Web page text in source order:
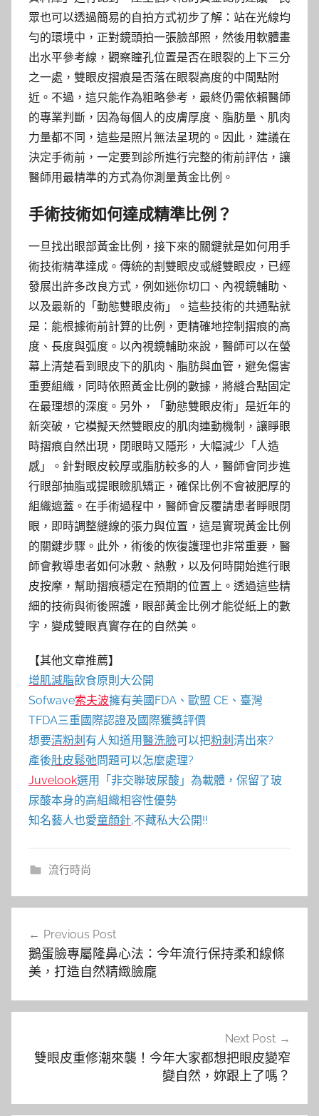
眾也可以透過簡易的自拍方式初步了解：站在光線均
勻的環境中，正對鏡頭拍一張臉部照，然後用軟體畫
出水平參考線，觀察瞳孔位置是否在眼裂的上下三分
之一處，雙眼皮摺痕是否落在眼裂高度的中間點附
近。不過，這只能作為粗略參考，最終仍需依賴醫師
的專業判斷，因為每個人的皮膚厚度、脂肪量、肌肉
力量都不同，這些是照片無法呈現的。因此，建議在
決定手術前，一定要到診所進行完整的術前評估，讓
醫師用最精準的方式為你測量黃金比例。
手術技術如何達成精準比例？
一旦找出眼部黃金比例，接下來的關鍵就是如何用手
術技術精準達成。傳統的割雙眼皮或縫雙眼皮，已經
發展出許多改良方式，例如迷你切口、內視鏡輔助、
以及最新的「動態雙眼皮術」。這些技術的共通點就
是：能根據術前計算的比例，更精確地控制摺痕的高
度、長度與弧度。以內視鏡輔助來說，醫師可以在螢
幕上清楚看到眼皮下的肌肉、脂肪與血管，避免傷害
重要組織，同時依照黃金比例的數據，將縫合點固定
在最理想的深度。另外，「動態雙眼皮術」是近年的
新突破，它模擬天然雙眼皮的肌肉連動機制，讓睜眼
時摺痕自然出現，閉眼時又隱形，大幅減少「人造
感」。針對眼皮較厚或脂肪較多的人，醫師會同步進
行眼部抽脂或提眼瞼肌矯正，確保比例不會被肥厚的
組織遮蓋。在手術過程中，醫師會反覆請患者睜眼閉
眼，即時調整縫線的張力與位置，這是實現黃金比例
的關鍵步驟。此外，術後的恢復護理也非常重要，醫
師會教導患者如何冰敷、熱敷，以及何時開始進行眼
皮按摩，幫助摺痕穩定在預期的位置上。透過這些精
細的技術與術後照護，眼部黃金比例才能從紙上的數
字，變成雙眼真實存在的自然美。
【其他文章推薦】
增肌減脂飲食原則大公開
Sofwave索夫波擁有美國FDA、歐盟 CE、臺灣
TFDA三重國際認證及國際獲獎評價
想要清粉刺 有人知道用醫洗臉可以把粉刺 清出來?
產後肚皮鬆弛問題可以怎麼處理?
Juvelook選用「非交聯玻尿酸」為載體，保留了玻
尿酸本身的高組織相容性優勢
知名藝人也愛童顏針,不藏私大公開!!
流行時尚
覽
Previous Post
鵝蛋臉專屬隆鼻心法：今年流行保持柔和線條
美，打造自然精緻臉龐
Next Post
雙眼皮重修潮來襲！今年大家都想把眼皮變窄
變自然，妳跟上了嗎？